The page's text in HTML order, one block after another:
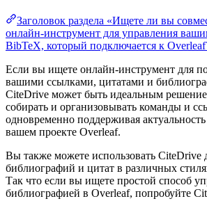
Заголовок раздела «Ищете ли вы
онлайн-инструмент для управления
BibTeX, который подключается к
Если вы ищете онлайн-инструмент для
вашими ссылками, цитатами и
CiteDrive может быть идеальным
собирать и организовывать команды и
одновременно поддерживая
вашем проекте Overleaf.
Вы также можете использовать CiteDrive
библиографий и цитат в различных
Так что если вы ищете простой способ
библиографией в Overleaf, попробуйте